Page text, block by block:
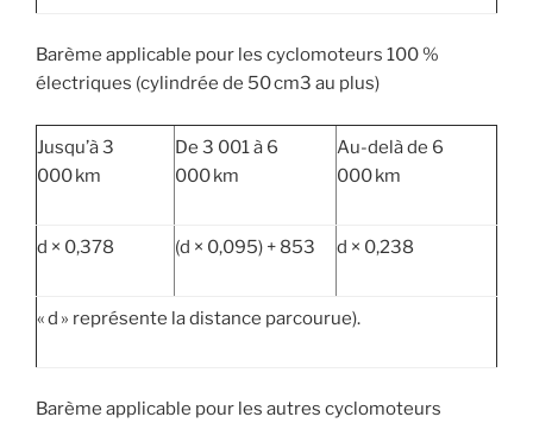
Barème applicable pour les cyclomoteurs 100 %
électriques (cylindrée de 50 cm3 au plus)
Jusqu’à 3
000 km
De 3 001 à 6
000 km
Au-delà de 6
000 km
d × 0,378 (d × 0,095) + 853 d × 0,238
« d » représente la distance parcourue).
Barème applicable pour les autres cyclomoteurs